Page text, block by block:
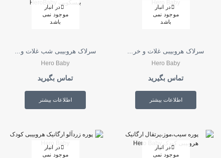
در انبار
موجود نمی
باشد
سرلاک هروبیبی غلات و خر...
Hero Baby
تماس بگیرید
اطلاعات بیشتر
در انبار
موجود نمی
باشد
سرلاک هروبیبی شب غلات و...
Hero Baby
تماس بگیرید
اطلاعات بیشتر
در انبار
موجود نمی
در انبار
موجود نمی